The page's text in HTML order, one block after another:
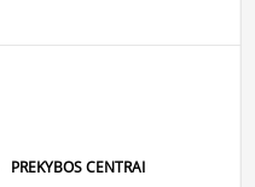
PREKYBOS CENTRAI